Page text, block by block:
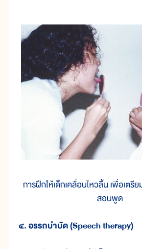
การฝึกให้เด็กเคลื่อนไหวลิ้น เพื่อเต
สอนพูด
๔. อรรถบำบัด (Speech therapy)